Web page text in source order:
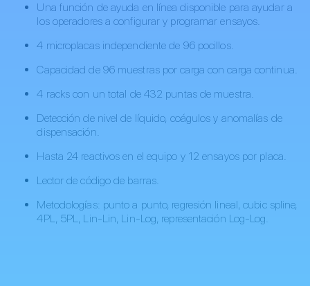
Una función de ayuda en línea disponible para ayudar a
los operadores a configurar y programar ensayos.
4 microplacas independiente de 96 pocillos.
Capacidad de 96 muestras por carga con carga continua.
4 racks con un total de 432 puntas de muestra.
Detección de nivel de líquido, coágulos y anomalías de
dispensación.
Hasta 24 reactivos en el equipo y 12 ensayos por placa.
Lector de código de barras.
Metodologías: punto a punto, regresión lineal, cubic spline,
4PL, 5PL, Lin-Lin, Lin-Log, representación Log-Log.